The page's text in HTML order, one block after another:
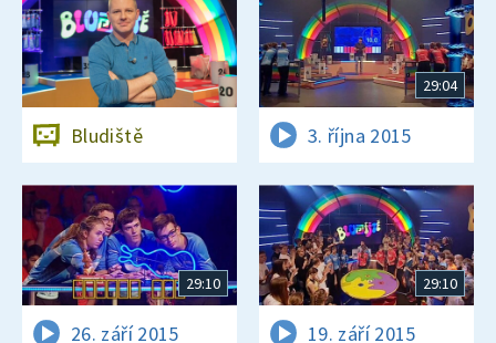
Bludiště
29:04
3. října 2015
29:10
26. září 2015
29:10
19. září 2015